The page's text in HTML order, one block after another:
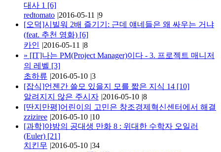
대사 1 [6]
redtomato |2016-05-11 |9
[오덕]시빌워 2배 즐기기: 근데 얘네들은 왜 싸우는 거냐
(feat. 추천 영화) [6]
카인 |2016-05-11 |8
» [IT]나는 PM(Project Manager)이다 - 3. 프로젝트 매니저
의 레벨 [3]
초하류 |2016-05-10 |3
[잡식]언젠간 쓸모 있을지 모를 짧은 지식 14 [10]
알려지지 않은 주시자 |2016-05-10 |8
[딴지만평]어린이의 고민은 창조경제혁신센터에서 해결
zziziree |2016-05-10 |10
[과학]야밤의 공대생 만화 8 : 위대한 수학자 오일러
(Euler) [21]
치킨무 |2016-05-10 |34